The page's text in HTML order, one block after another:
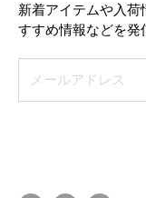
お問い合わせ
新着アイテムや入
すすめ情報などを発
メールアドレス